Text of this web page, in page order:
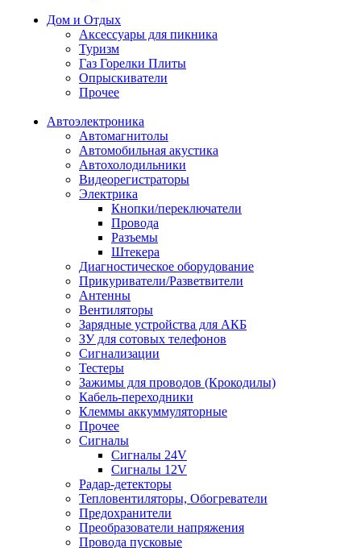
Дом и Отдых
Аксессуары для пикника
Туризм
Газ Горелки Плиты
Опрыскиватели
Прочее
Автоэлектроника
Автомагнитолы
Автомобильная акустика
Автохолодильники
Видеорегистраторы
Электрика
Кнопки/переключатели
Провода
Разъемы
Штекера
Диагностическое оборудование
Прикуриватели/Разветвители
Антенны
Вентиляторы
Зарядные устройства для АКБ
ЗУ для сотовых телефонов
Сигнализации
Тестеры
Зажимы для проводов (Крокодилы)
Кабель-переходники
Клеммы аккуммуляторные
Прочее
Сигналы
Сигналы 24V
Сигналы 12V
Радар-детекторы
Тепловентиляторы, Обогреватели
Предохранители
Преобразователи напряжения
Провода пусковые